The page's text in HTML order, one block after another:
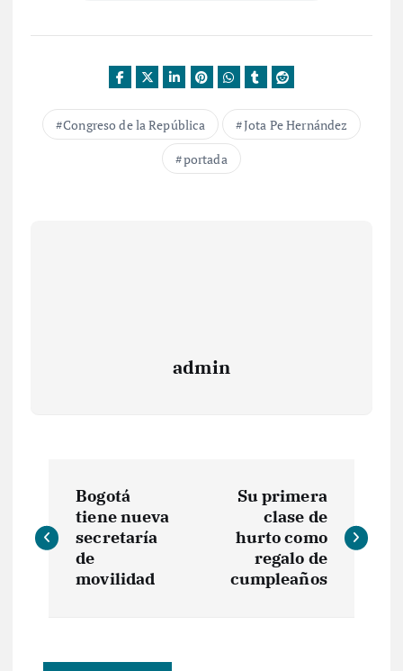
Congreso de la República
Jota Pe Hernández
portada
admin
a
g
Bogotá
tiene nueva
secretaría
de
movilidad
Su primera
clase de
hurto como
regalo de
cumpleaños